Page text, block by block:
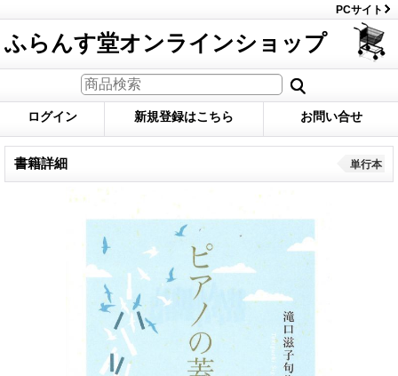
PCサイト
ふらんす堂オンラインショップ
ログイン 新規登録はこちら お問い合せ
書籍詳細 単行本